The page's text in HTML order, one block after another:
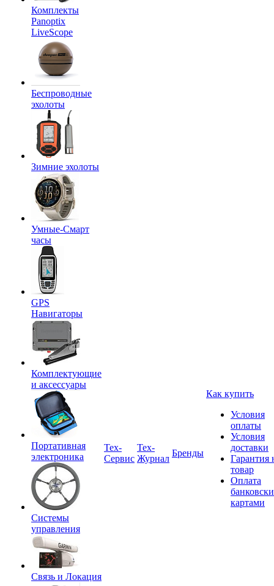
Комплекты
Panoptix
LiveScope
Беспроводные
эхолоты
Зимние эхолоты
Умные-Смарт
часы
GPS
Навигаторы
Комплектующие
и аксессуары
Портативная
электроника
Системы
управления
Связь и Локация
Tex-
Сервис
Тех-
Журнал
Бренды
Как купить
Условия
оплаты
Условия
доставки
Гарантия
товар
Оплата
картами